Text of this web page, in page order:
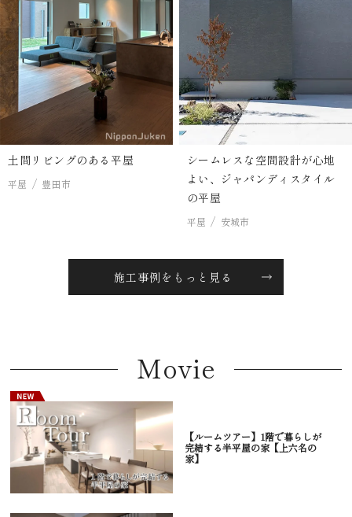
土間リビングのある平屋
平屋 豊田市
シームレスな空間設計が心地
よい、ジャパンディスタイル
の平屋
平屋 安城市
施工事例をもっと見る
Movie
【ルームツアー】1階で暮らしが
完結する半平屋の家【上六名の
家】